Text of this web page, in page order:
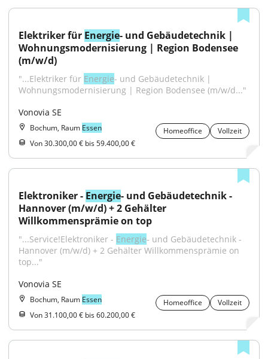
Elektriker für Energie- und Gebäudetechnik |
Wohnungsmodernisierung | Region Bodensee
(m/w/d)
"...Elektriker für Energie- und Gebäudetechnik |
Wohnungsmodernisierung | Region Bodensee (m/w/d..."
Vonovia SE
Bochum, Raum Essen Homeoffice
Vollzeit
Von 30.300,00 € bis 59.400,00 €
Elektroniker - Energie- und Gebäudetechnik -
Hannover (m/w/d) + 2 Gehälter
Willkommensprämie on top
"...Service!Elektroniker - Energie- und Gebäudetechnik -
Hannover (m/w/d) + 2 Gehälter Willkommensprämie on
top..."
Vonovia SE
Bochum, Raum Essen Homeoffice
Vollzeit
Von 31.100,00 € bis 60.200,00 €